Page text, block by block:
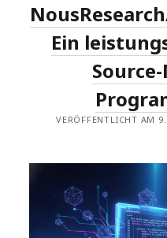
&
29:
EINES
SQL-
Ein
VERÖFFENTLICHT AM